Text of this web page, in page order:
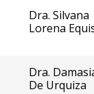
Dra. Silvana
Lorena
Dra.
De Urquiza